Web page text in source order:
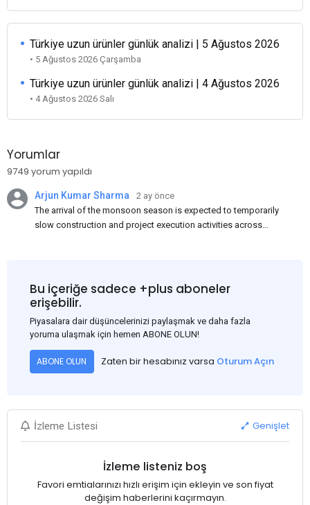
Türkiye uzun ürünler günlük analizi | 5 Ağustos 2026
• 5 Ağustos 2026 Çarşamba
Türkiye uzun ürünler günlük analizi | 4 Ağustos 2026
• 4 Ağustos 2026 Salı
Yorumlar
9749 yorum yapıldı
Arjun Kumar Sharma
2 ay önce
The arrival of the monsoon season is expected to temporarily
slow construction and project execution activities across
and rural construction projects is expected to provide support
to the market despite seasonal disruptions caused by heavy
rainfall.
Bu içeriğe sadece +plus aboneler
erişebilir.
Piyasalara dair düşüncelerinizi paylaşmak ve daha fazla
yoruma ulaşmak için hemen ABONE OLUN!
ABONE OLUN Zaten bir hesabınız varsa Oturum Açın
İzleme Listesi Genişlet
İzleme listeniz boş
Favori emtialarınızı hızlı erişim için ekleyin ve son fiyat
değişim haberlerini kaçırmayın.